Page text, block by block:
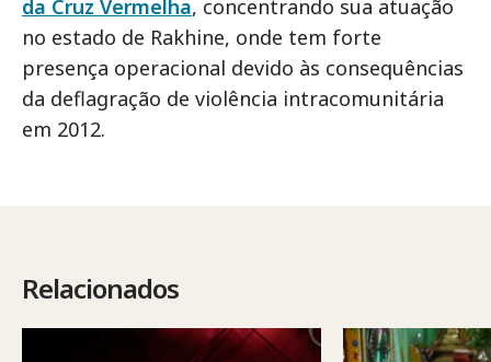
da Cruz Vermelha, concentrando sua atuação
no estado de Rakhine, onde tem forte
presença operacional devido às consequências
da deflagração de violência intracomunitária
em 2012.
Relacionados